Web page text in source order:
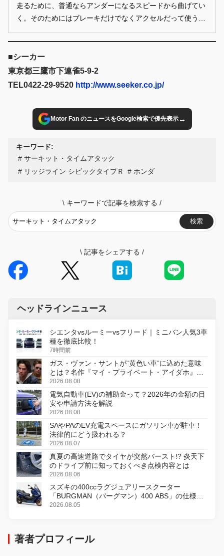
走るために、普通ならアンダーになるスピードから曲げてい
く。そのためにはブレーキだけでなくアクセルだって使う」
クニックといえる。どういう話なのか、改めて土屋ドラテク
とは？ じっくり連載で解説していく。 本記事はレブスピー
ド2026年1月号からの抜粋です。 Photos/奥隅圭之 Text/藤
田竜太
■シーカー
東京都三鷹市下連雀5-9-2
TEL0422-29-9520 http://www.seeker.co.jp/
Motor Fan のニュースをGoogle検索で優先表示→
キーワード:
サーキット・タイムアタック
リッジライン シビックタイプＲ
ホンダ
\ キーワードで記事を検索する /
検索
\ 記事をシェアする /
ヘッドラインニュース
シエンタvsルーミーvsフリード｜ミニバン人気3車
種を徹底比較！
7時間前
ガス・ヴァン・サントが“黄色い車”に込めた意味
とは？名作『マイ・プライベート・アイダホ』が
初のデジタルリマスター版で復活
2026.08.08
電気自動車(EV)の補助金って？2026年の金額の目
安や申請方法を解説
2026.08.08
SAやPAのEV充電スペースにガソリン車が駐車！
法律的にどう扱われる？
2026.08.07
真夏の高速道路でタイヤが突然バースト!? 炎天下
のドライブ前に知っておくべき点検内容とは
2026.08.06
スズキの400ccラグジュアリースクーター
「BURGMAN（バーグマン）400 ABS」の仕様を
変更し、8月18日に発売
2026.08.05
著者プロフィール